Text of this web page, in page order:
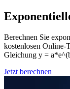
Berechnen Sie
kostenlosen Online-
Gleichung y =
Jetzt berechnen